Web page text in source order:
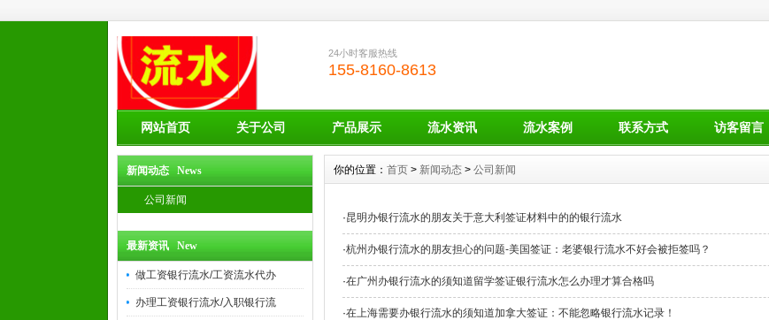
24小时客服热线
155-8160-8613
网站首页 关于公司 产品展示 流水资讯 流水案例 联系方式 访客留言
新闻动态 News
公司新闻
最新资讯 New
做工资银行流水/工资流水代办
办理工资银行流水/入职银行流
你的位置： 首页 > 新闻动态 > 公司新闻
·昆明办银行流水的朋友关于意大利签证材料中的的银行流水
·杭州办银行流水的朋友担心的问题-美国签证：老婆银行流水不好会被拒签吗？
·在广州办银行流水的须知道留学签证银行流水怎么办理才算合格吗
·在上海需要办银行流水的须知道加拿大签证：不能忽略银行流水记录！